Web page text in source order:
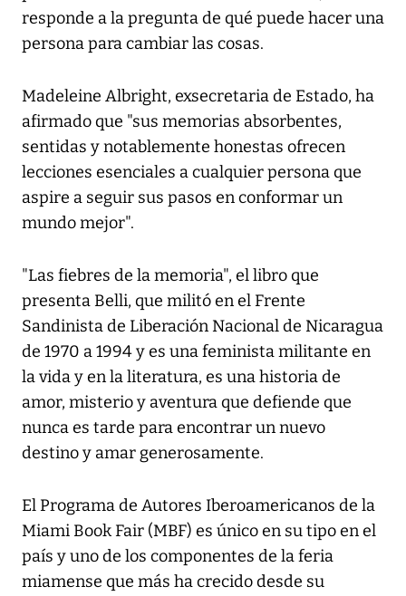
responde a la pregunta de qué puede hacer una
persona para cambiar las cosas.
Madeleine Albright, exsecretaria de Estado, ha
afirmado que "sus memorias absorbentes,
sentidas y notablemente honestas ofrecen
lecciones esenciales a cualquier persona que
aspire a seguir sus pasos en conformar un
mundo mejor".
"Las fiebres de la memoria", el libro que
presenta Belli, que militó en el Frente
Sandinista de Liberación Nacional de Nicaragua
de 1970 a 1994 y es una feminista militante en
la vida y en la literatura, es una historia de
amor, misterio y aventura que defiende que
nunca es tarde para encontrar un nuevo
destino y amar generosamente.
El Programa de Autores Iberoamericanos de la
Miami Book Fair (MBF) es único en su tipo en el
país y uno de los componentes de la feria
miamense que más ha crecido desde su